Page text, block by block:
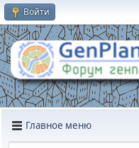
Войти
Главное меню